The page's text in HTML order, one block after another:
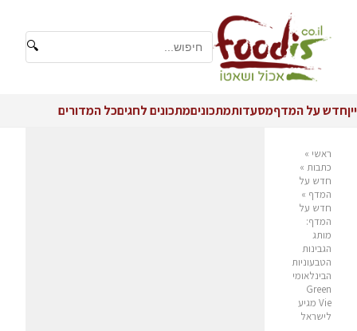
🔍
ייןחדש על המדףמסעדותמתכוניםמתכונים לחגיםכל המדורים
ראשי »
כתבות »
חדש על
המדף »
חדש על
המדף:
מותג
הגבינות
הטבעוניות
הבינלאומי
Green
Vie מגיע
לישראל